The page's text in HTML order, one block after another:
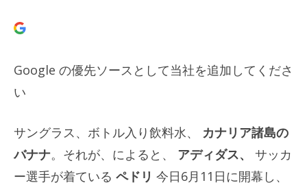
Google の優先ソースとして当社を追加してくださ
い
サングラス、ボトル入り飲料水、 カナリア諸島の
バナナ。それが、によると、 アディダス、
サッカ
ー選手が着ている ペドリ 今日6月11日に開幕し、